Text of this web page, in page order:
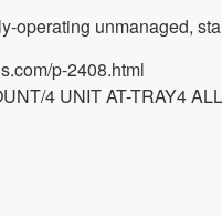
operating unmanaged,
p-2408.html
4 UNIT AT-TRAY4